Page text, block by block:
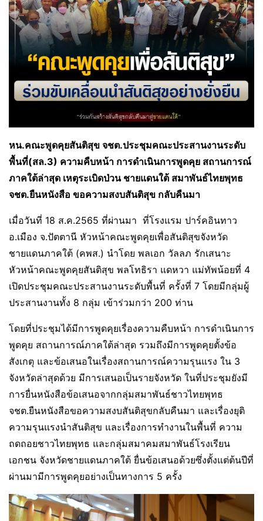
หน.คณะพูดคุยสันติสุข จชต.ประชุมคณะประสานงานระดับ
พื้นที่(สล.3) ความคืบหน้า การดำเนินการพูดคุย สถานการณ์
ภาคใต้ล่าสุด เหตุระเบิดป่วน ชายแดนใต้ สมาพันธ์ไทยพุทธ
จชต.ยืนหนังสือ ขอความสงบสันติสุข กลับคืนมา
เมื่อวันที่ 18 ส.ค.2565 ที่ผ่านมา ที่โรงแรม ปาร์คอินทาว
อ.เมือง จ.ปัตตานี หัวหน้าคณะพูดคุยเพื่อสันติสุขจังหวัด
ชายแดนภาคใต้ (คพส.) นำโดย พลเอก วัลลภ รักเสนาะ
หัวหน้าคณะพูดคุยสันติสุข พลโท​ธิรา แดหวา แม่ทัพน้อยที่ 4
เปิดประชุมคณะประสานงานระดับพื้นที่ ครั้งที่ 7 โดยมีกลุ่มผู้
ประสานงานทั้ง 8 กลุ่ม เข้าร่วมกว่า 200 ท่าน
โดยที่ประชุมได้มีการพูดคุยเรื่องความคืบหน้า การดำเนินการ
พูดคุย สถานการณ์ภาคใต้ล่าสุด รวมถึงมีการพูดคุยตั้งข้อ
สังเกตุ และข้อเสนอในเรื่องสถานการณ์ความรุนแรง ใน 3
จังหวัดล่าสุดด้วย มีการเสนอเป็นรายจังหวัด ในที่ประชุมยังมี
การยื่นหนังสือข้อเสนอจากกลุ่มสมาพันธ์ชาวไทยพุทธ
จชต.ยืนหนังสือขอความสงบสันติสุขกลับคืนมา และเรื่องยุติ
ความรุนแรงนำสันติสุข และเรื่องการทำงานในพื้นที่ ความ
ถดถอยชาวไทยพุทธ และกลุ่มสมาคมสมาพันธ์โรงเรียน
เอกชน จังหวัดชายแดนภาคใต้ ยื่นข้อเสนอด้วยซึ่งตั้งแต่ต้นปีที่
ผ่านมามีการพูดคุยอย่างเป็นทางการ 5 ครั้ง